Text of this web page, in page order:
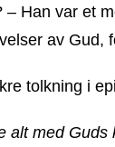
– Han var et
av Gud,
tolkning i
alt med